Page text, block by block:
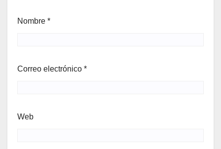
Nombre *
Correo electrónico *
Web